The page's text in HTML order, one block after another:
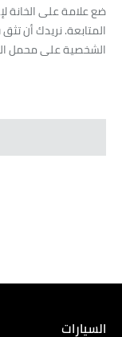
ضع علامة على الخانة
المتابعة. نريدك أن
الشخصية على محمل
السيارات